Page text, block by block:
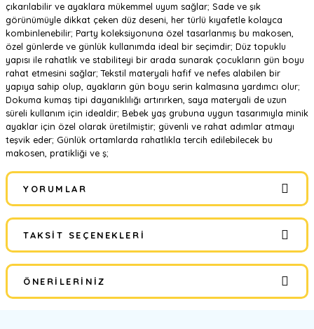
çıkarılabilir ve ayaklara mükemmel uyum sağlar; Sade ve şık
görünümüyle dikkat çeken düz deseni, her türlü kıyafetle kolayca
kombinlenebilir; Party koleksiyonuna özel tasarlanmış bu makosen,
özel günlerde ve günlük kullanımda ideal bir seçimdir; Düz topuklu
yapısı ile rahatlık ve stabiliteyi bir arada sunarak çocukların gün boyu
rahat etmesini sağlar; Tekstil materyali hafif ve nefes alabilen bir
yapıya sahip olup, ayakların gün boyu serin kalmasına yardımcı olur;
Dokuma kumaş tipi dayanıklılığı artırırken, saya materyali de uzun
süreli kullanım için idealdir; Bebek yaş grubuna uygun tasarımıyla minik
ayaklar için özel olarak üretilmiştir; güvenli ve rahat adımlar atmayı
teşvik eder; Günlük ortamlarda rahatlıkla tercih edilebilecek bu
makosen, pratikliği ve ş;
YORUMLAR
Bu ürüne ilk yorumu siz yapın!
Yorum Yaz
TAKSIT SEÇENEKLERI
ÖNERILERINIZ